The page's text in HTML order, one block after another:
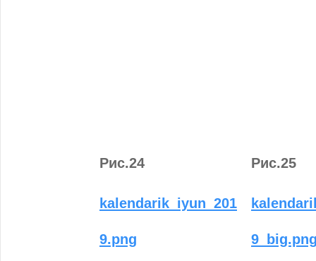
Рис.24
kalendarik_iyun_201
9.png
Рис.25